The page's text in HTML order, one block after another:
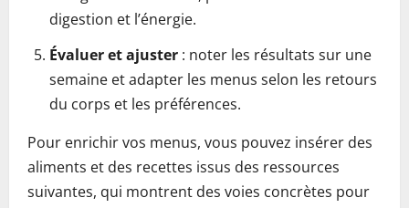
digestion et l’énergie.
Évaluer et ajuster : noter les résultats sur une
semaine et adapter les menus selon les retours
du corps et les préférences.
Pour enrichir vos menus, vous pouvez insérer des
aliments et des recettes issus des ressources
suivantes, qui montrent des voies concrètes pour